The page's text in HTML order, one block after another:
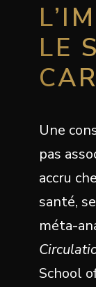
LE
Une
pas
accru
santé,
méta-
School